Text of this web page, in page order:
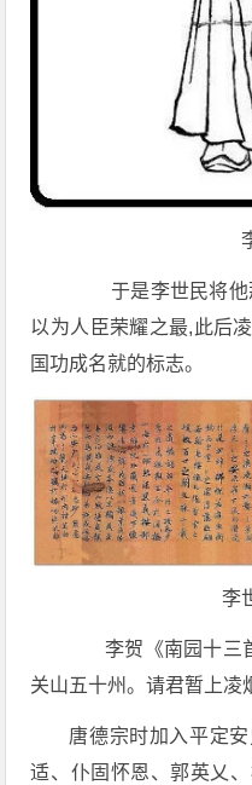
于是李世民将他
以为人臣荣耀之最,此后
国功成名就的标志。
李
李贺《南园十三
关山五十州。请君暂上凌
唐德宗时加入平定
适、仆固怀恩、郭英乂